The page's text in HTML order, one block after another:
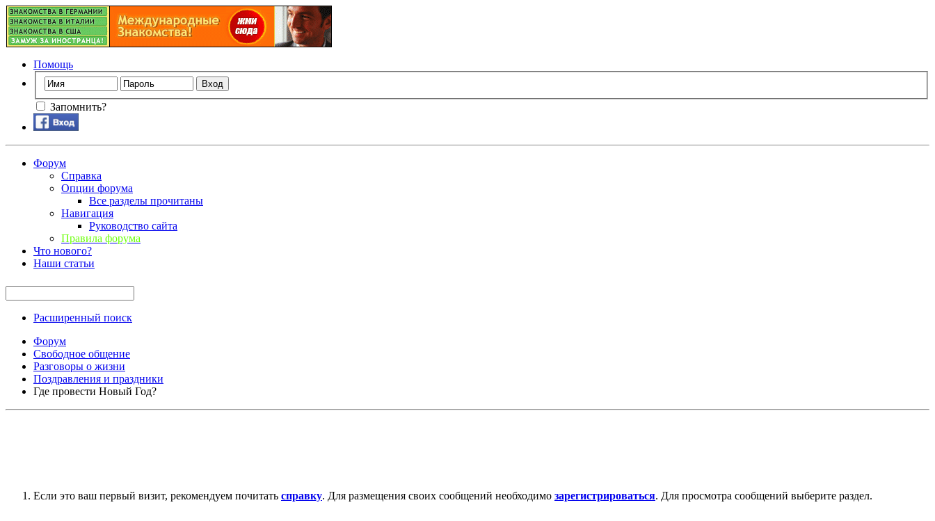
Помощь
Запомнить?
Форум
Справка
Опции форума
Все разделы прочитаны
Навигация
Руководство сайта
Правила форума
Что нового?
Наши статьи
Расширенный поиск
Форум
Свободное общение
Разговоры о жизни
Поздравления и праздники
Где провести Новый Год?
Если это ваш первый визит, рекомендуем почитать справку. Для размещения своих сообщений необходимо зарегистрироваться. Для просмотра сообщений выберите раздел.